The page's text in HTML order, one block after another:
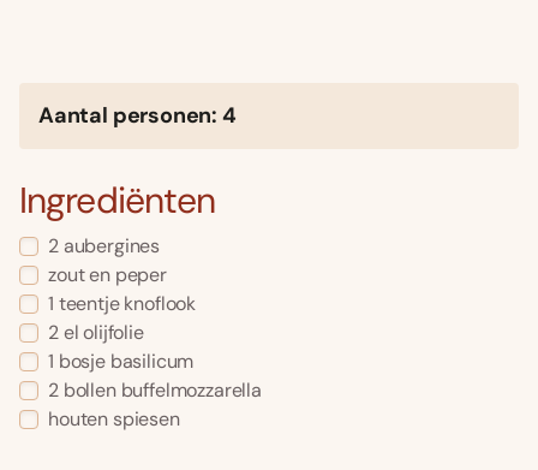
Aantal personen: 4
Ingrediënten
2 aubergines
zout en peper
1 teentje knoflook
2 el olijfolie
1 bosje basilicum
2 bollen buffelmozzarella
houten spiesen